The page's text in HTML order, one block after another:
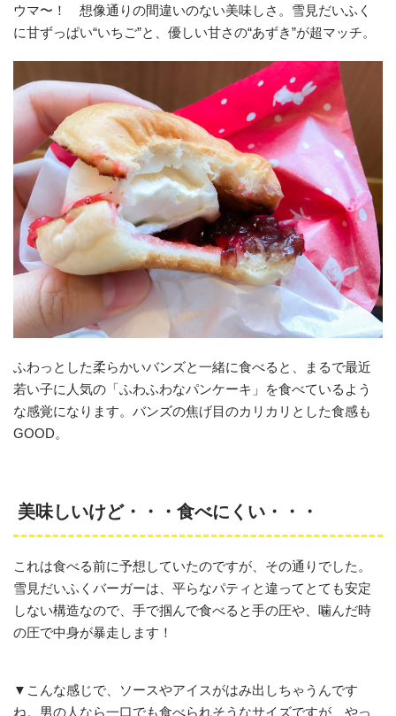
ウマ〜！ 想像通りの間違いのない美味しさ。雪見だいふく
に甘ずっぱい“いちご”と、優しい甘さの“あずき”が超マッチ。
ふわっとした柔らかいバンズと一緒に食べると、まるで最近
若い子に人気の「ふわふわなパンケーキ」を食べているよう
な感覚になります。バンズの焦げ目のカリカリとした食感も
GOOD。
美味しいけど・・・食べにくい・・・
これは食べる前に予想していたのですが、その通りでした。
雪見だいふくバーガーは、平らなパティと違ってとても安定
しない構造なので、手で掴んで食べると手の圧や、噛んだ時
の圧で中身が暴走します！
▼こんな感じで、ソースやアイスがはみ出しちゃうんです
ね。男の人なら一口でも食べられそうなサイズですが、やっ